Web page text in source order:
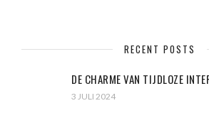
RECENT POSTS
DE CHARME VAN TIJDLOZE
3 JULI 2024